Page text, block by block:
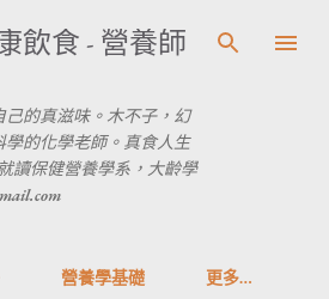
跳到主要內容
飲食 - 營養師
的真滋味。木不子，幻
的化學老師。真食人生
讀保健營養學系，大齡學
營養學基礎 更多…